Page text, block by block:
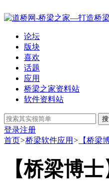
论坛
版块
喜欢
话题
应用
桥梁之家资料站
软件资料站
登录注册
首页>桥梁软件应用 > 【桥梁
【桥梁博士